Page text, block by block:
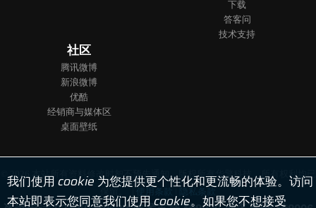
我们使用 cookie 为您提供更个性化和更流畅的体验。访问
本站即表示您同意我们使用 cookie。如果您不想接受
下载
答客问
技术支持
社区
腾讯微博
新浪微博
优酷
经销商与媒体区
桌面壁纸
© 2026 本站所有资料修改时恕不预先通知。版权所有华擎科技，所有权利均已